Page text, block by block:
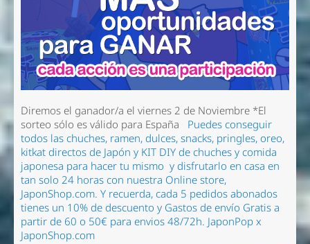
Diremos el ganador/a el viernes 2 de Noviembre *El
sorteo sólo es válido para España
Puedes conseguir
todos las chuches, ramen, dulces, snacks, pringles, oreo,
kitkat directos de Japón y KIT DIY de chuches y comida
japonesa para hacer tu mismo y disfrutarlo en casa en
tan solo 24 horas con nuestra Online store,
JaponShop.com. Y recuerda, cada 5 pedidos abonados
tienes un 10% de descuento y Gastos de envío Gratis a
partir de 60 o 50€ para envios 48/72h. JaponPop x
JaponShop.com